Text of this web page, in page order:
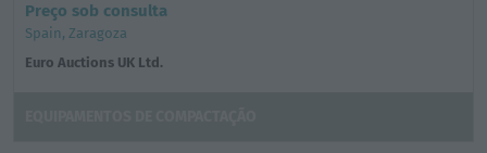
Preço sob consulta
Spain, Zaragoza
Euro Auctions UK Ltd.